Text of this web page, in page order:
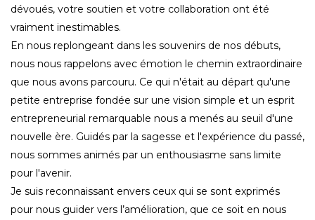
dévoués, votre soutien et votre collaboration ont été
vraiment inestimables.
En nous replongeant dans les souvenirs de nos débuts,
nous nous rappelons avec émotion le chemin extraordinaire
que nous avons parcouru. Ce qui n'était au départ qu'une
petite entreprise fondée sur une vision simple et un esprit
entrepreneurial remarquable nous a menés au seuil d'une
nouvelle ère. Guidés par la sagesse et l'expérience du passé,
nous sommes animés par un enthousiasme sans limite
pour l'avenir.
Je suis reconnaissant envers ceux qui se sont exprimés
pour nous guider vers l’amélioration, que ce soit en nous